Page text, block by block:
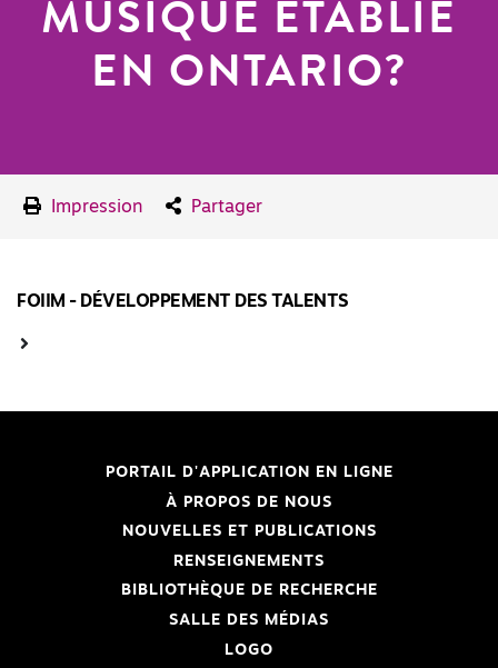
MUSIQUE ÉTABLIE
EN ONTARIO?
Impression Partager
FOIIM - DÉVELOPPEMENT DES TALENTS
PORTAIL D'APPLICATION EN LIGNE
À PROPOS DE NOUS
NOUVELLES ET PUBLICATIONS
RENSEIGNEMENTS
BIBLIOTHÈQUE DE RECHERCHE
SALLE DES MÉDIAS
LOGO